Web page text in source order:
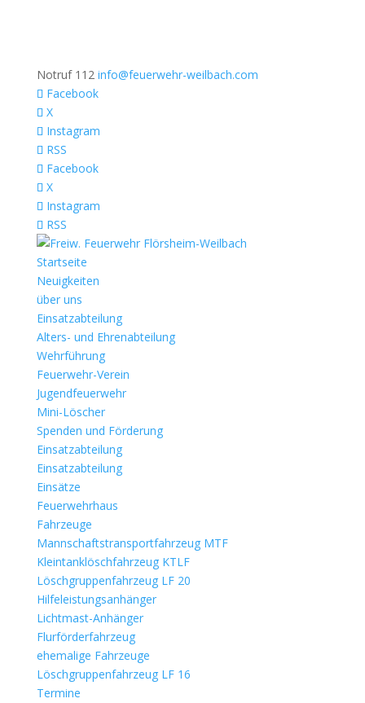
Notruf 112 info@feuerwehr-weilbach.com
Facebook
X
Instagram
RSS
Facebook
X
Instagram
RSS
Startseite
Neuigkeiten
über uns
Einsatzabteilung
Alters- und Ehrenabteilung
Wehrführung
Feuerwehr-Verein
Jugendfeuerwehr
Mini-Löscher
Spenden und Förderung
Einsatzabteilung
Einsatzabteilung
Einsätze
Feuerwehrhaus
Fahrzeuge
Mannschaftstransportfahrzeug MTF
Kleintanklöschfahrzeug KTLF
Löschgruppenfahrzeug LF 20
Hilfeleistungsanhänger
Lichtmast-Anhänger
Flurförderfahrzeug
ehemalige Fahrzeuge
Löschgruppenfahrzeug LF 16
Termine